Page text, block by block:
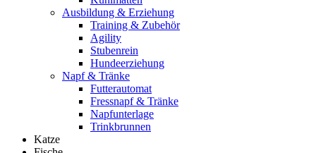
Ausbildung & Erziehung
Training & Zubehör
Agility
Stubenrein
Hundeerziehung
Napf & Tränke
Futterautomat
Fressnapf & Tränke
Napfunterlage
Trinkbrunnen
Katze